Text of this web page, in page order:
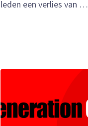
leden een verlies van …